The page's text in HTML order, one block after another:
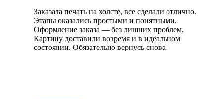
Заказала печать на холсте, все сделали отлично.
Этапы оказались простыми и понятными.
Оформление заказа — без лишних проблем.
Картину доставили вовремя и в идеальном
состоянии. Обязательно вернусь снова!